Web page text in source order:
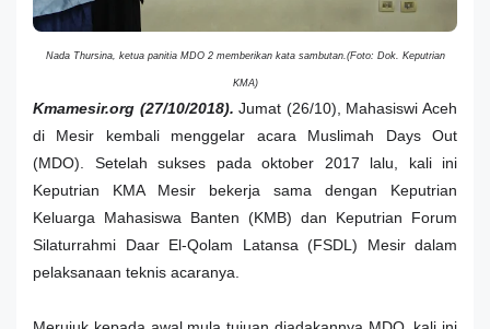
Nada Thursina, ketua panitia MDO 2 memberikan kata sambutan.(Foto: Dok. Keputrian
KMA)
Kmamesir.org (27/10/2018).Jumat (26/10), Mahasiswi Aceh
di Mesir kembali menggelar acara Muslimah Days Out
(MDO). Setelah sukses pada oktober 2017 lalu, kali ini
Keputrian KMA Mesir bekerja sama dengan Keputrian
Keluarga Mahasiswa Banten (KMB) dan Keputrian Forum
Silaturrahmi Daar El-Qolam Latansa (FSDL) Mesir dalam
pelaksanaan teknis acaranya.